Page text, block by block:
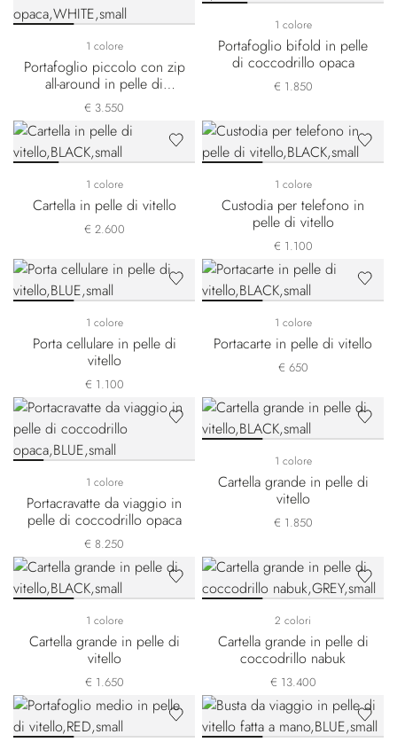
1 colore
Portafoglio piccolo con zip
all-around in pelle di
coccodrillo opaca
€ 3.550
1 colore
Portafoglio bifold in pelle
di coccodrillo opaca
€ 1.850
1 colore
Cartella in pelle di vitello
€ 2.600
1 colore
Custodia per telefono in
pelle di vitello
€ 1.100
1 colore
Porta cellulare in pelle di
vitello
€ 1.100
1 colore
Portacarte in pelle di vitello
€ 650
1 colore
Portacravatte da viaggio in
pelle di coccodrillo opaca
€ 8.250
1 colore
Cartella grande in pelle di
vitello
€ 1.850
1 colore
Cartella grande in pelle di
vitello
€ 1.650
2 colori
Cartella grande in pelle di
coccodrillo nabuk
€ 13.400